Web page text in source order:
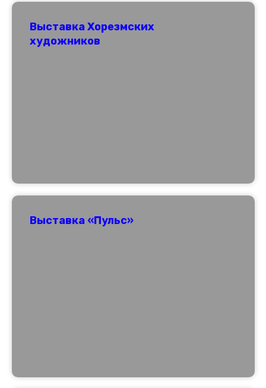
Выставка Хорезмских
художников
Выставка «Пульс»